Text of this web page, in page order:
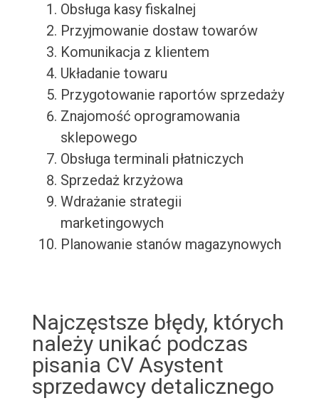
Obsługa kasy fiskalnej
Przyjmowanie dostaw towarów
Komunikacja z klientem
Układanie towaru
Przygotowanie raportów sprzedaży
Znajomość oprogramowania
sklepowego
Obsługa terminali płatniczych
Sprzedaż krzyżowa
Wdrażanie strategii
marketingowych
Planowanie stanów magazynowych
Najczęstsze błędy, których
należy unikać podczas
pisania CV Asystent
sprzedawcy detalicznego